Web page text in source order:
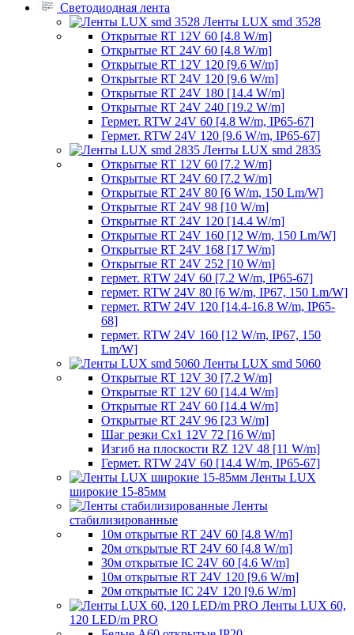
Светодиодная лента
Ленты LUX smd 3528
Открытые RT 12V 60 [4.8 W/m]
Открытые RT 24V 60 [4.8 W/m]
Открытые RT 12V 120 [9.6 W/m]
Открытые RT 24V 120 [9.6 W/m]
Открытые RT 24V 180 [14.4 W/m]
Открытые RT 24V 240 [19.2 W/m]
Гермет. RTW 24V 60 [4.8 W/m, IP65-67]
Гермет. RTW 24V 120 [9.6 W/m, IP65-67]
Ленты LUX smd 2835
Открытые RT 12V 60 [7.2 W/m]
Открытые RT 24V 60 [7.2 W/m]
Открытые RT 24V 80 [6 W/m, 150 Lm/W]
Открытые RT 24V 98 [10 W/m]
Открытые RT 24V 120 [14.4 W/m]
Открытые RT 24V 160 [12 W/m, 150 Lm/W]
Открытые RT 24V 168 [17 W/m]
Открытые RT 24V 252 [10 W/m]
гермет. RTW 24V 60 [7.2 W/m, IP65-67]
гермет. RTW 24V 80 [6 W/m, IP67, 150 Lm/W]
гермет. RTW 24V 120 [14.4-16.8 W/m, IP65-
68]
гермет. RTW 24V 160 [12 W/m, IP67, 150
Lm/W]
Ленты LUX smd 5060
Открытые RT 12V 30 [7.2 W/m]
Открытые RT 12V 60 [14.4 W/m]
Открытые RT 24V 60 [14.4 W/m]
Открытые RT 24V 96 [23 W/m]
Шаг резки Cx1 12V 72 [16 W/m]
Изгиб на плоскости RZ 12V 48 [11 W/m]
Гермет. RTW 24V 60 [14.4 W/m, IP65-67]
Ленты LUX
широкие 15-85мм
Ленты
стабилизированные
10м открытые RT 24V 60 [4.8 W/m]
20м открытые RT 24V 60 [4.8 W/m]
30м открытые IC 24V 60 [4.6 W/m]
10м открытые RT 24V 120 [9.6 W/m]
20м открытые IC 24V 120 [9.6 W/m]
Ленты LUX 60,
120 LED/m PRO